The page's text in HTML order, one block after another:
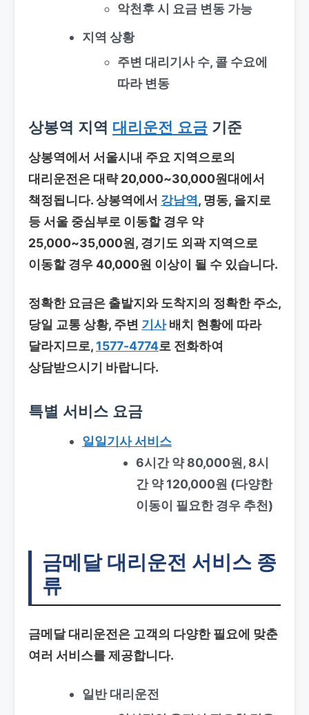
악천후 시 요금 변동 가능
지역 상황
주변 대리기사 수, 콜 수요에
따라 변동
상봉역 지역 대리운전 요금 기준
상봉역에서 서울시내 주요 지역으로의
대리운전은 대략 20,000~30,000원대에서
책정됩니다. 상봉역에서 강남역, 명동, 을지로
등 서울 중심부로 이동할 경우 약
25,000~35,000원, 경기도 외곽 지역으로
이동할 경우 40,000원 이상이 될 수 있습니다.
정확한 요금은 출발지와 도착지의 정확한 주소,
당일 교통 상황, 주변 기사배치 현황에 따라
달라지므로,1577-4774로 전화하여
상담받으시기 바랍니다.
특별 서비스 요금
일일기사 서비스
6시간 약 80,000원, 8시
간 약 120,000원 (다양한
이동이 필요한 경우 추천)
금메달 대리운전 서비스 종
류
금메달 대리운전은 고객의 다양한 필요에 맞춘
여러 서비스를 제공합니다.
일반 대리운전